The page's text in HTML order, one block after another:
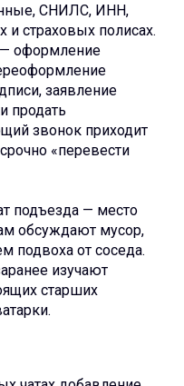
СНИЛС, ИНН,
и страховых полисах.
— оформление
заявление
продать
звонок приходит
«перевести
подъезда — место
обсуждают мусор,
подвоха от соседа.
изучают
старших